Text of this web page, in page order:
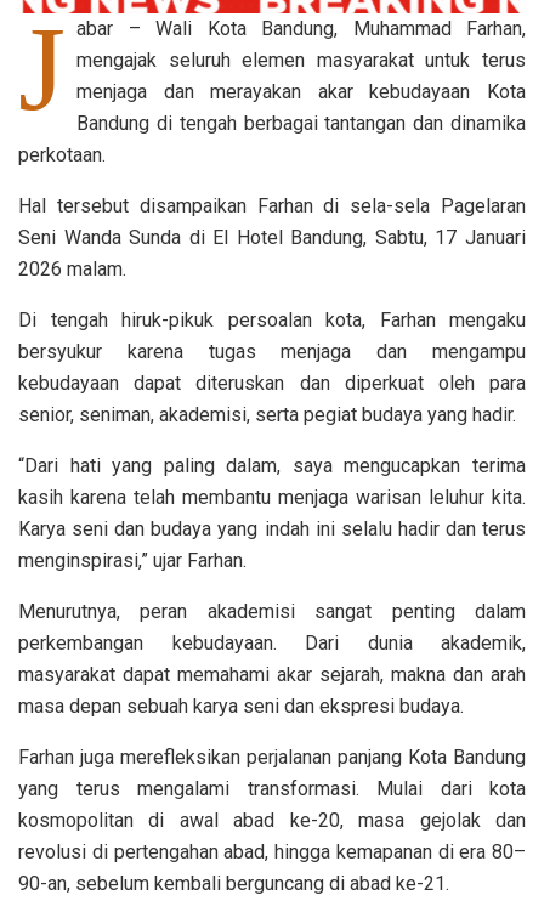
J abar – Wali Kota Bandung, Muhammad Farhan,
mengajak seluruh elemen masyarakat untuk terus
menjaga dan merayakan akar kebudayaan Kota
Bandung di tengah berbagai tantangan dan dinamika
perkotaan.
Hal tersebut disampaikan Farhan di sela-sela Pagelaran
Seni Wanda Sunda di El Hotel Bandung, Sabtu, 17 Januari
2026 malam.
Di tengah hiruk-pikuk persoalan kota, Farhan mengaku
bersyukur karena tugas menjaga dan mengampu
kebudayaan dapat diteruskan dan diperkuat oleh para
senior, seniman, akademisi, serta pegiat budaya yang hadir.
“Dari hati yang paling dalam, saya mengucapkan terima
kasih karena telah membantu menjaga warisan leluhur kita.
Karya seni dan budaya yang indah ini selalu hadir dan terus
menginspirasi,” ujar Farhan.
Menurutnya, peran akademisi sangat penting dalam
perkembangan kebudayaan. Dari dunia akademik,
masyarakat dapat memahami akar sejarah, makna dan arah
masa depan sebuah karya seni dan ekspresi budaya.
Farhan juga merefleksikan perjalanan panjang Kota Bandung
yang terus mengalami transformasi. Mulai dari kota
kosmopolitan di awal abad ke-20, masa gejolak dan
revolusi di pertengahan abad, hingga kemapanan di era 80–
90-an, sebelum kembali berguncang di abad ke-21.